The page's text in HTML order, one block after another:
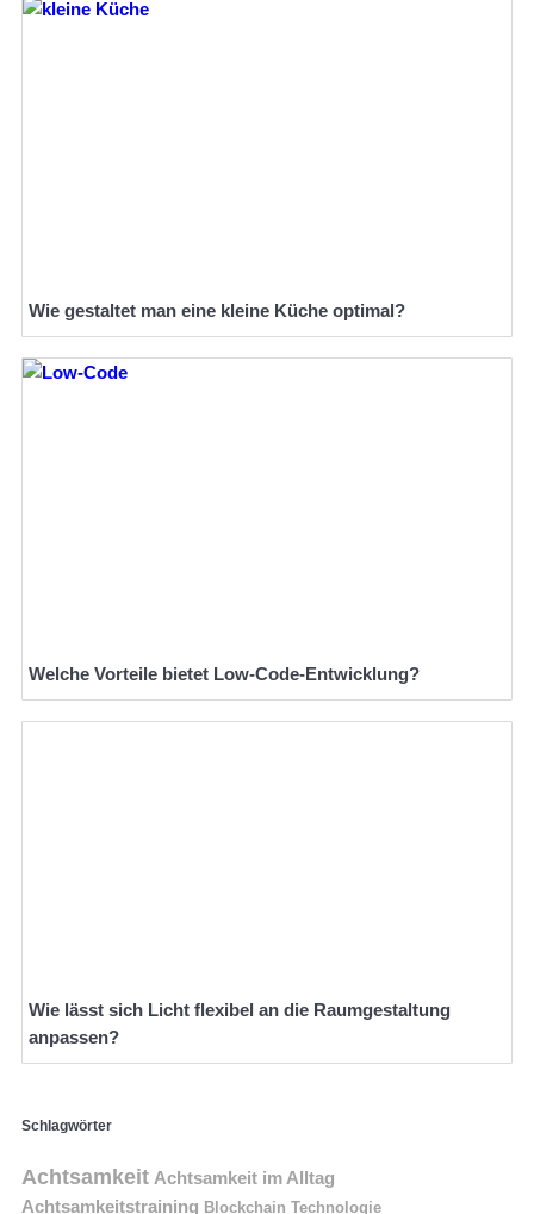
Wie gestaltet man eine kleine Küche optimal?
Welche Vorteile bietet Low-Code-Entwicklung?
Wie lässt sich Licht flexibel an die Raumgestaltung
anpassen?
Schlagwörter
Achtsamkeit Achtsamkeit im Alltag
Achtsamkeitstraining Blockchain Technologie